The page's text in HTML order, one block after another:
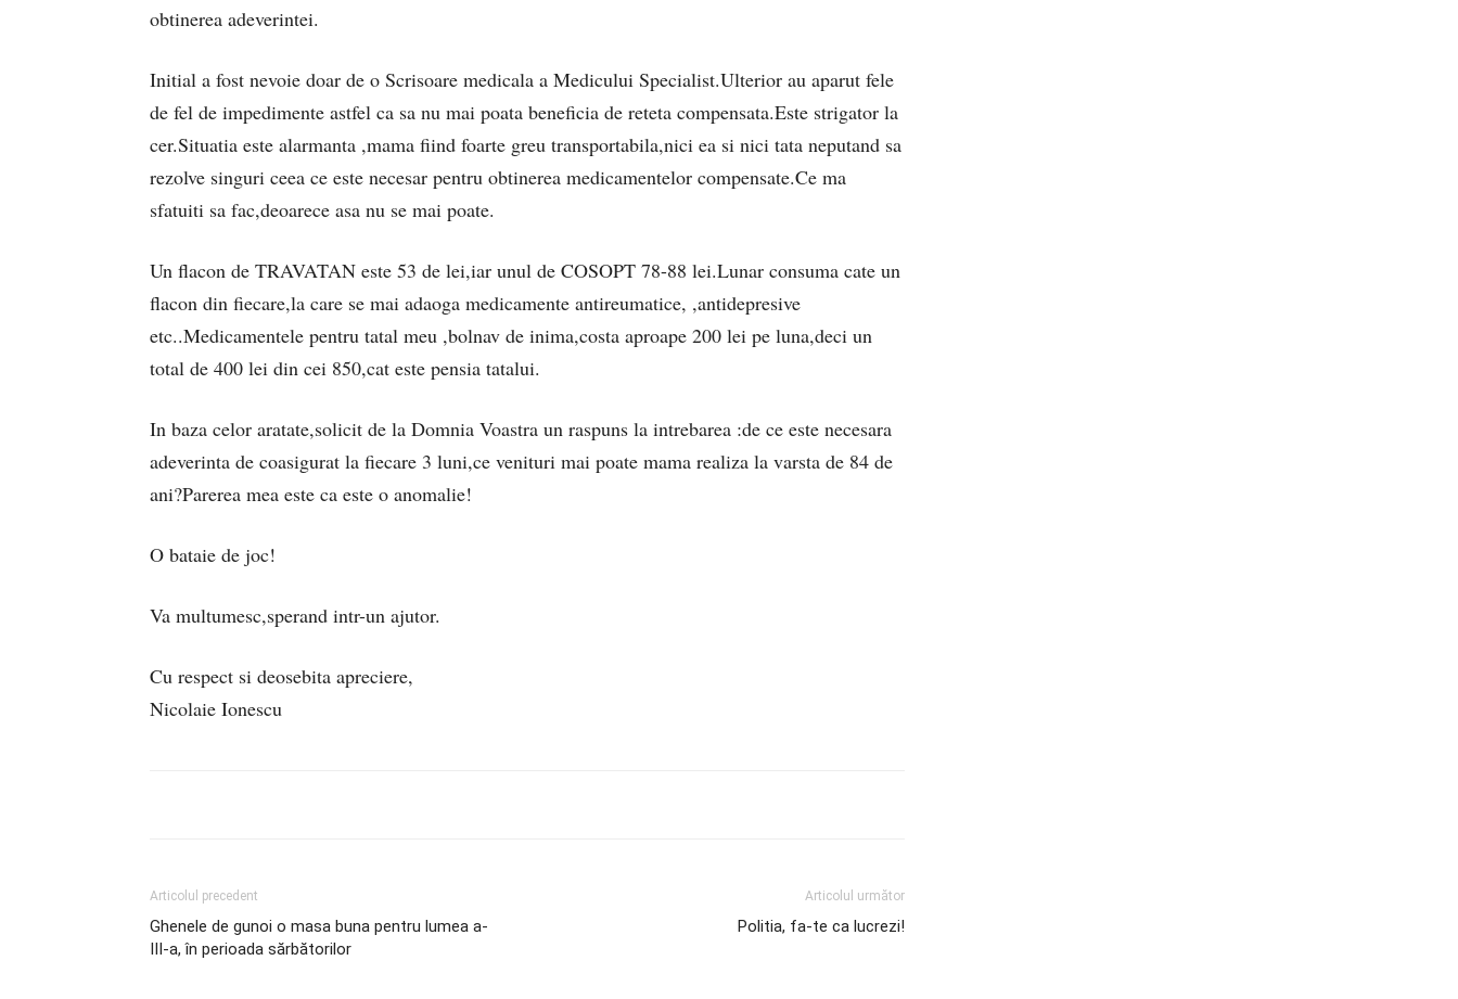
obtinerea adeverintei.
Initial a fost nevoie doar de o Scrisoare medicala a Medicului Specialist.Ulterior au aparut fele
de fel de impedimente astfel ca sa nu mai poata beneficia de reteta compensata.Este strigator la
cer.Situatia este alarmanta ,mama fiind foarte greu transportabila,nici ea si nici tata neputand sa
rezolve singuri ceea ce este necesar pentru obtinerea medicamentelor compensate.Ce ma
sfatuiti sa fac,deoarece asa nu se mai poate.
Un flacon de TRAVATAN este 53 de lei,iar unul de COSOPT 78-88 lei.Lunar consuma cate un
flacon din fiecare,la care se mai adaoga medicamente antireumatice, ,antidepresive
etc..Medicamentele pentru tatal meu ,bolnav de inima,costa aproape 200 lei pe luna,deci un
total de 400 lei din cei 850,cat este pensia tatalui.
In baza celor aratate,solicit de la Domnia Voastra un raspuns la intrebarea :de ce este necesara
adeverinta de coasigurat la fiecare 3 luni,ce venituri mai poate mama realiza la varsta de 84 de
ani?Parerea mea este ca este o anomalie!
O bataie de joc!
Va multumesc,sperand intr-un ajutor.
Cu respect si deosebita apreciere,
Nicolaie Ionescu
Articolul precedent
Ghenele de gunoi o masa buna pentru lumea a-
III-a, în perioada sărbătorilor
Articolul următor
Politia, fa-te ca lucrezi!